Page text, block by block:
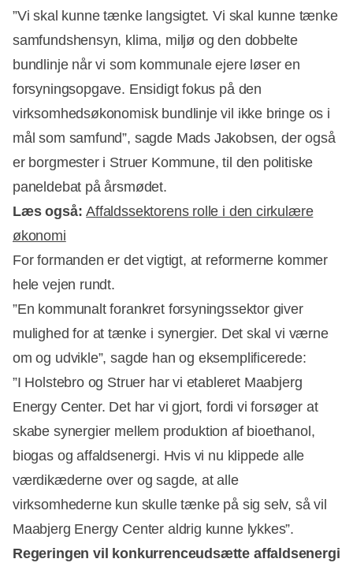
”Vi skal kunne tænke langsigtet. Vi skal kunne tænke
samfundshensyn, klima, miljø og den dobbelte
bundlinje når vi som kommunale ejere løser en
forsyningsopgave. Ensidigt fokus på den
virksomhedsøkonomisk bundlinje vil ikke bringe os i
mål som samfund”, sagde Mads Jakobsen, der også
er borgmester i Struer Kommune, til den politiske
paneldebat på årsmødet.
Læs også: Affaldssektorens rolle i den cirkulære
økonomi
For formanden er det vigtigt, at reformerne kommer
hele vejen rundt.
”En kommunalt forankret forsyningssektor giver
mulighed for at tænke i synergier. Det skal vi værne
om og udvikle”, sagde han og eksemplificerede:
”I Holstebro og Struer har vi etableret Maabjerg
Energy Center. Det har vi gjort, fordi vi forsøger at
skabe synergier mellem produktion af bioethanol,
biogas og affaldsenergi. Hvis vi nu klippede alle
værdikæderne over og sagde, at alle
virksomhederne kun skulle tænke på sig selv, så vil
Maabjerg Energy Center aldrig kunne lykkes”.
Regeringen vil konkurrenceudsætte affaldsenergi